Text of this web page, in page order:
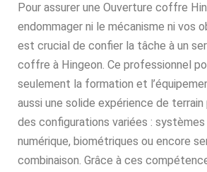
Pour assurer une Ouverture coffre
endommager ni le mécanisme ni vos
est crucial de confier la tâche à un
coffre à Hingeon. Ce professionnel
seulement la formation et
aussi une solide expérience de
des configurations variées :
numérique, biométriques ou encore
combinaison. Grâce à ces